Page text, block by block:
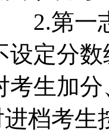
第一
设定分
考生加
考生